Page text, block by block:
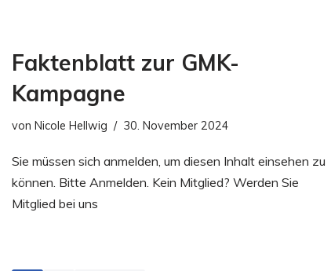
Faktenblatt zur GMK-
Kampagne
von Nicole Hellwig 30. November 2024
Sie müssen sich anmelden, um diesen Inhalt einsehen zu
können. Bitte Anmelden. Kein Mitglied? Werden Sie
Mitglied bei uns